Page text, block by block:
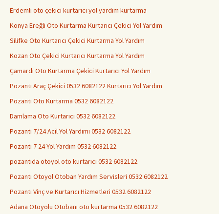
Erdemli oto çekici kurtarıcı yol yardım kurtarma
Konya Ereğli Oto Kurtarma Kurtarıcı Çekici Yol Yardım
Silifke Oto Kurtarıcı Çekici Kurtarma Yol Yardım
Kozan Oto Çekici Kurtarıcı Kurtarma Yol Yardım
Çamardı Oto Kurtarma Çekici Kurtarıcı Yol Yardım
Pozantı Araç Çekici 0532 6082122 Kurtarıcı Yol Yardım
Pozantı Oto Kurtarma 0532 6082122
Damlama Oto Kurtarıcı 0532 6082122
Pozantı 7/24 Acil Yol Yardımı 0532 6082122
Pozantı 7 24 Yol Yardım 0532 6082122
pozantıda otoyol oto kurtarıcı 0532 6082122
Pozantı Otoyol Otoban Yardım Servisleri 0532 6082122
Pozantı Vinç ve Kurtarıcı Hizmetleri 0532 6082122
Adana Otoyolu Otobanı oto kurtarma 0532 6082122